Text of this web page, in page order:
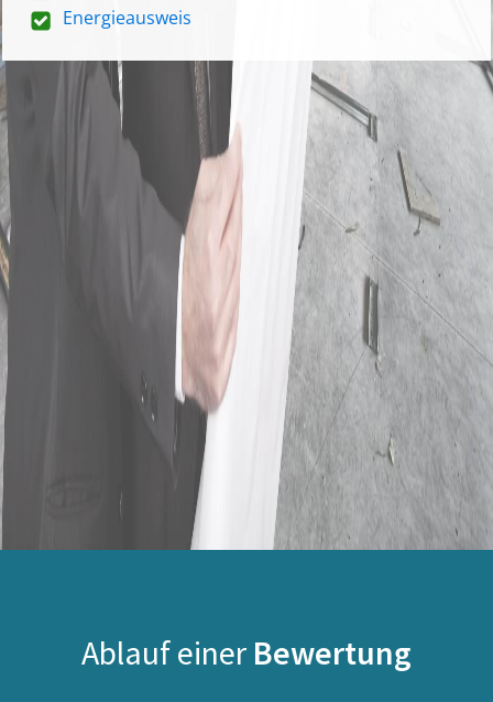
Energieausweis
Ablauf einer Bewertung